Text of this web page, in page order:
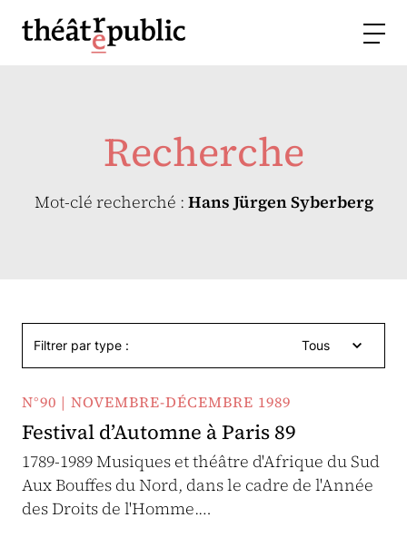
Recherche
Mot-clé recherché : Hans Jürgen Syberberg
Filtrer par type : Tous
N°90 | NOVEMBRE-DÉCEMBRE 1989
Festival d’Automne à Paris 89
1789-1989 Musiques et théâtre d'Afrique du Sud
Aux Bouffes du Nord, dans le cadre de l'Année
des Droits de l'Homme.…